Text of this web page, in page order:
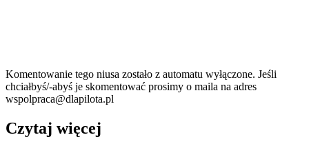
Komentowanie tego niusa zostało z automatu wyłączone. Jeśli
chciałbyś/-abyś je skomentować prosimy o maila na adres
wspolpraca@dlapilota.pl
Czytaj więcej